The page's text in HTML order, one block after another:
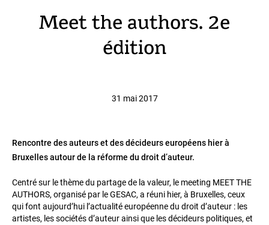
Meet the authors. 2e
édition
31 mai 2017
Rencontre des auteurs et des décideurs européens hier à
Bruxelles autour de la réforme du droit d’auteur.
Centré sur le thème du partage de la valeur, le meeting MEET THE
AUTHORS, organisé par le GESAC, a réuni hier, à Bruxelles, ceux
qui font aujourd’hui l’actualité européenne du droit d’auteur : les
artistes, les sociétés d’auteur ainsi que les décideurs politiques, et